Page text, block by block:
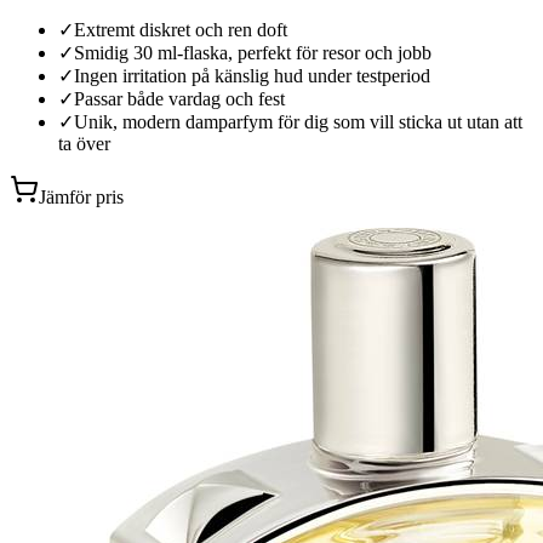
✓Extremt diskret och ren doft
✓Smidig 30 ml-flaska, perfekt för resor och jobb
✓Ingen irritation på känslig hud under testperiod
✓Passar både vardag och fest
✓Unik, modern damparfym för dig som vill sticka ut utan att
ta över
Jämför pris